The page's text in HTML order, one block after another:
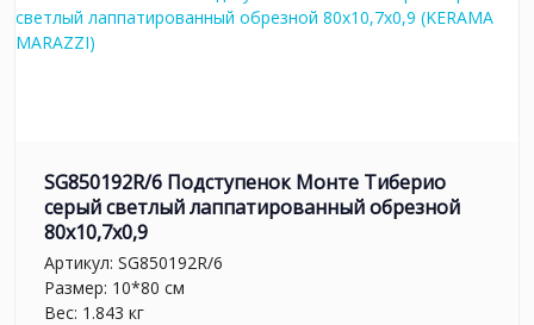
SG850192R/6 Подступенок Монте Тиберио
серый светлый лаппатированный обрезной
80x10,7x0,9
Артикул: SG850192R/6
Размер: 10*80 см
Вес: 1.843 кг